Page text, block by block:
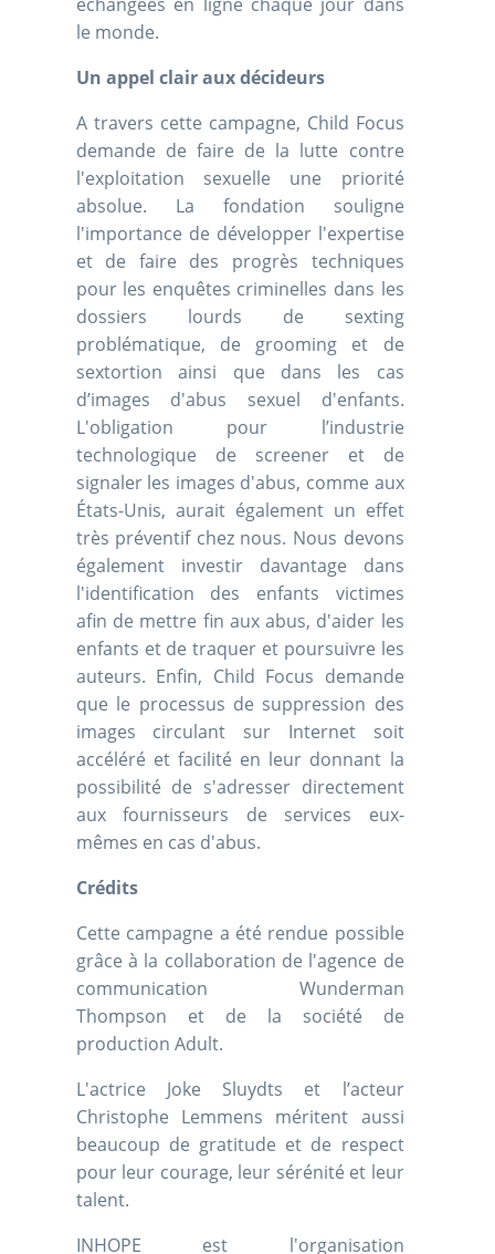
le monde.
Un appel clair aux décideurs
A travers cette campagne, Child Focus
demande de faire de la lutte contre
l'exploitation sexuelle une priorité
absolue. La fondation souligne
l'importance de développer l'expertise
et de faire des progrès techniques
pour les enquêtes criminelles dans les
dossiers lourds de sexting
problématique, de grooming et de
sextortion ainsi que dans les cas
d’images d'abus sexuel d'enfants.
L'obligation pour l’industrie
technologique de screener et de
signaler les images d'abus, comme aux
États-Unis, aurait également un effet
très préventif chez nous. Nous devons
également investir davantage dans
l'identification des enfants victimes
afin de mettre fin aux abus, d'aider les
enfants et de traquer et poursuivre les
auteurs. Enfin, Child Focus demande
que le processus de suppression des
images circulant sur Internet soit
accéléré et facilité en leur donnant la
possibilité de s'adresser directement
aux fournisseurs de services eux-
mêmes en cas d'abus.
Crédits
Cette campagne a été rendue possible
grâce à la collaboration de l'agence de
communication Wunderman
Thompson et de la société de
production Adult.
L'actrice Joke Sluydts et l’acteur
Christophe Lemmens méritent aussi
beaucoup de gratitude et de respect
pour leur courage, leur sérénité et leur
talent.
INHOPE est l'organisation